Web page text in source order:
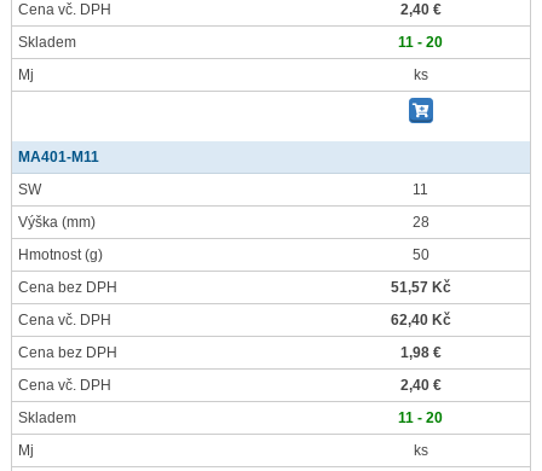
Cena vč. DPH
2,40 €
Skladem
11 - 20
Mj
ks
MA401-M11
SW
11
Výška (mm)
28
Hmotnost(g)
50
Cena bez DPH
51,57 Kč
Cena vč. DPH
62,40 Kč
Cena bez DPH
1,98 €
Cena vč. DPH
2,40 €
Skladem
11 - 20
Mj
ks